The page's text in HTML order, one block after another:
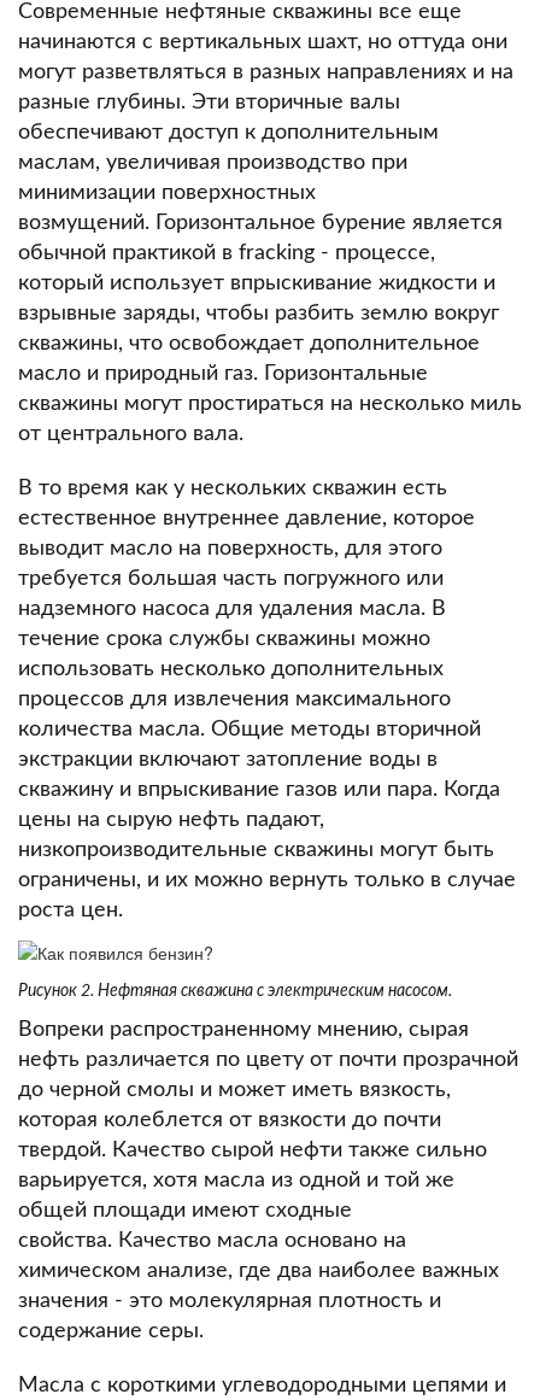
Современные нефтяные скважины все еще
начинаются с вертикальных шахт, но оттуда они
могут разветвляться в разных направлениях и на
разные глубины. Эти вторичные валы
обеспечивают доступ к дополнительным
маслам, увеличивая производство при
минимизации поверхностных
возмущений. Горизонтальное бурение является
обычной практикой в ​​fracking - процессе,
который использует впрыскивание жидкости и
взрывные заряды, чтобы разбить землю вокруг
скважины, что освобождает дополнительное
масло и природный газ. Горизонтальные
скважины могут простираться на несколько миль
от центрального вала.
В то время как у нескольких скважин есть
естественное внутреннее давление, которое
выводит масло на поверхность, для этого
требуется большая часть погружного или
надземного насоса для удаления масла. В
течение срока службы скважины можно
использовать несколько дополнительных
процессов для извлечения максимального
количества масла. Общие методы вторичной
экстракции включают затопление воды в
скважину и впрыскивание газов или пара. Когда
цены на сырую нефть падают,
низкопроизводительные скважины могут быть
ограничены, и их можно вернуть только в случае
роста цен.
Рисунок 2. Нефтяная скважина с электрическим насосом.
Вопреки распространенному мнению, сырая
нефть различается по цвету от почти прозрачной
до черной смолы и может иметь вязкость,
которая колеблется от вязкости до почти
твердой. Качество сырой нефти также сильно
варьируется, хотя масла из одной и той же
общей площади имеют сходные
свойства. Качество масла основано на
химическом анализе, где два наиболее важных
значения - это молекулярная плотность и
содержание серы.
Масла с короткими углеводородными цепями и